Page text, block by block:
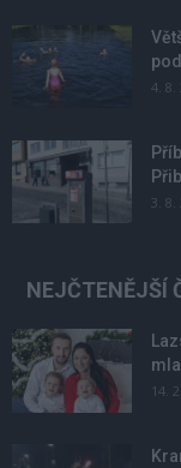
4. 8.
3. 8.
NEJČTENĚJŠÍ
14.